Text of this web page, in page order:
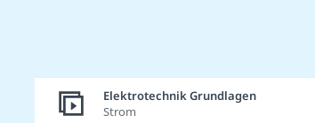
Elektrotechnik Grundlagen
Strom